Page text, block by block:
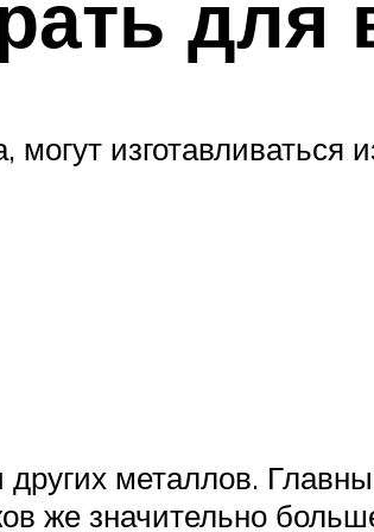
изготавливаться
металлов.
же значительно